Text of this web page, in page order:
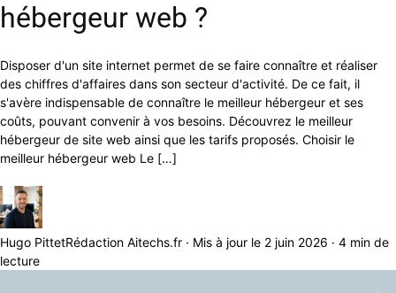
hébergeur web ?
Disposer d'un site internet permet de se faire connaître et réaliser
des chiffres d'affaires dans son secteur d'activité. De ce fait, il
s'avère indispensable de connaître le meilleur hébergeur et ses
coûts, pouvant convenir à vos besoins. Découvrez le meilleur
hébergeur de site web ainsi que les tarifs proposés. Choisir le
meilleur hébergeur web Le […]
Hugo PittetRédaction Aitechs.fr · Mis à jour le 2 juin 2026 · 4 min de
lecture